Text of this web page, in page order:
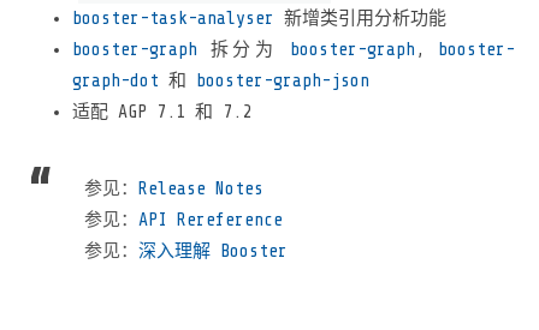
booster-task-analyser 新增类引用分析功能
booster-graph 拆分为 booster-graph ,
booster-
graph-dot 和
booster-graph-json
适配 AGP 7.1 和 7.2
参见：
Release Notes
参见： API Rereference
参见： 深入理解 Booster